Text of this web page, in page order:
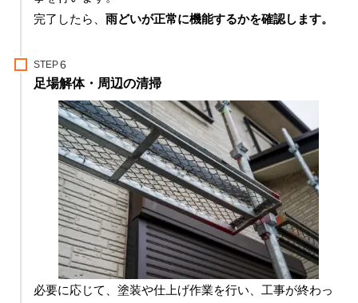
完了したら、 雨どいが正常に機能するかを確認します。
STEP
足場解体・周辺の清掃
必要に応じて、塗装や仕上げ作業を行い、工事が終わっ